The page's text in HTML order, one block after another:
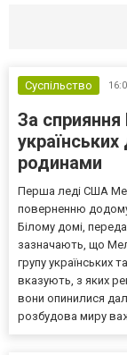
Суспільство
За сприяння
родинами
Перша леді США
поверненню додому
Білому домі,
зазначають, що
групу українських
вказують, з яких
вони опинилися
розбудова миру